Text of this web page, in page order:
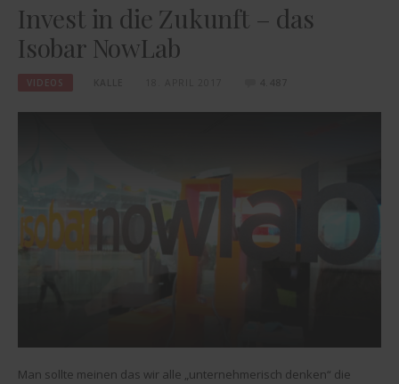
Invest in die Zukunft – das
Isobar NowLab
VIDEOS
Man sollte meinen das wir alle „unternehmerisch denken“ die